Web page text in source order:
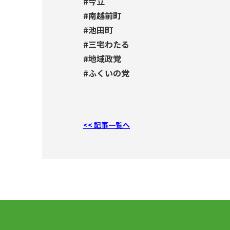
#南越前町
#池田町
#三宅わたる
#地域政党
#ふくいの党
<< 記事一覧へ